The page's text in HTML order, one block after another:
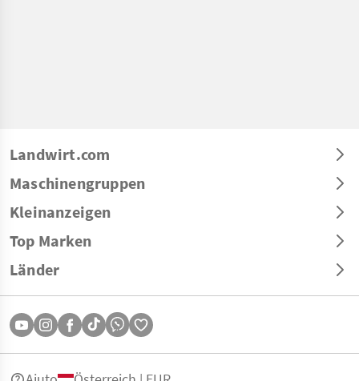
Landwirt.com
Maschinengruppen
Kleinanzeigen
Top Marken
Länder